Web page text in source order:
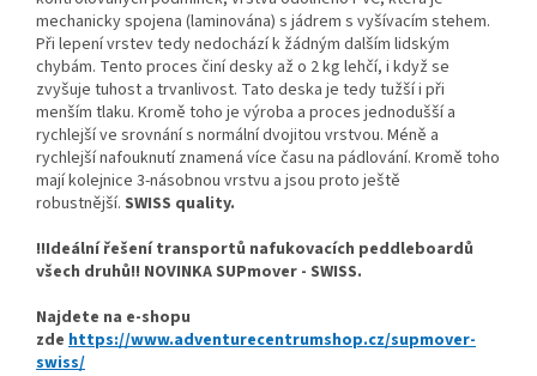
mechanicky spojena (laminována) s jádrem s vyšívacím stehem.
Při lepení vrstev tedy nedochází k žádným dalším lidským
chybám. Tento proces činí desky až o 2 kg lehčí, i když se
zvyšuje tuhost a trvanlivost. Tato deska je tedy tužší i při
menším tlaku. Kromě toho je výroba a proces jednodušší a
rychlejší ve srovnání s normální dvojitou vrstvou. Méně a
rychlejší nafouknutí znamená více času na pádlování. Kromě toho
mají kolejnice 3-násobnou vrstvu a jsou proto ještě
robustnější. SWISS quality.
!!Ideální řešení transportů nafukovacích peddleboardů
všech druhů!! NOVINKA SUPmover - SWISS.
Najdete na e-shopu
zde https://www.adventurecentrumshop.cz/supmover-
swiss/